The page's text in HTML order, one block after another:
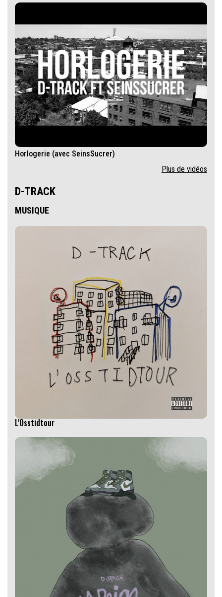
Horlogerie (avec SeinsSucrer)
Plus de vidéos
D-TRACK
MUSIQUE
L'Osstidtour